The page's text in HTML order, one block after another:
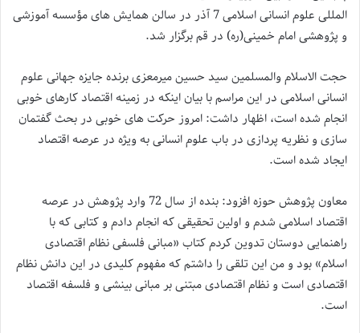
المللی علوم انسانی اسلامی 7 آذر در سالن همایش های مؤسسه آموزشی
و پژوهشی امام خمینی(ره) در قم برگزار شد.
حجت الاسلام والمسلمین سید حسین میرمعزی برنده جایزه جهانی علوم
انسانی اسلامی در این مراسم با بیان اینکه در زمینه اقتصاد کارهای خوبی
انجام شده است، اظهار داشت: امروز حرکت های خوبی در بحث گفتمان
سازی و نظریه پردازی در باب علوم انسانی به ویژه در عرصه اقتصاد
ایجاد شده است.
معاون پژوهش حوزه افزود: بنده از سال 72 وارد پژوهش در عرصه
اقتصاد اسلامی شدم و اولین تحقیقی که انجام دادم و کتابی که با
راهنمایی دوستان تدوین کردم کتاب «مبانی فلسفی نظام اقتصادی
اسلام» بود و من این تلقی را داشتم که مفهوم کلیدی در این دانش نظام
اقتصادی است و نظام اقتصادی مبتنی بر مبانی بینشی و فلسفه اقتصاد
است.